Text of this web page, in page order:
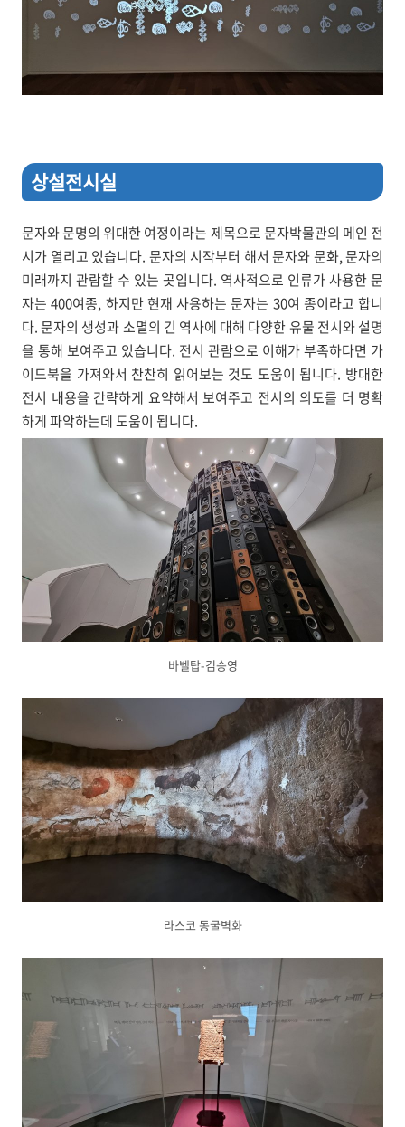
상설전시실
문자와 문명의 위대한 여정이라는 제목으로 문자박물관의 메인 전
시가 열리고 있습니다. 문자의 시작부터 해서 문자와 문화, 문자의
미래까지 관람할 수 있는 곳입니다. 역사적으로 인류가 사용한 문
자는 400여종, 하지만 현재 사용하는 문자는 30여 종이라고 합니
다. 문자의 생성과 소멸의 긴 역사에 대해 다양한 유물 전시와 설명
을 통해 보여주고 있습니다. 전시 관람으로 이해가 부족하다면 가
이드북을 가져와서 찬찬히 읽어보는 것도 도움이 됩니다. 방대한
전시 내용을 간략하게 요약해서 보여주고 전시의 의도를 더 명확
하게 파악하는데 도움이 됩니다.
바벨탑-김승영
라스코 동굴벽화